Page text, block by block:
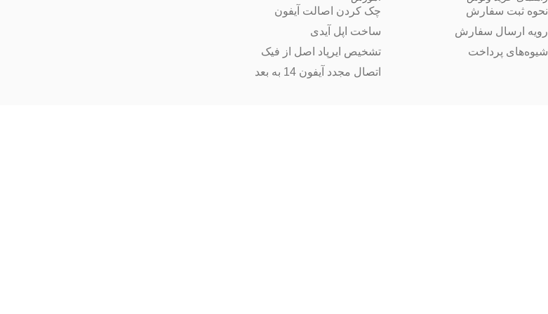
نحوه ثبت سفارش
رویه ارسال سفارش
شیوه‌های پرداخت
چک کردن اصالت آیفون
ساخت اپل آیدی
تشخیص ایرپاد اصل از فیک
اتصال مجدد آیفون 14 به بعد